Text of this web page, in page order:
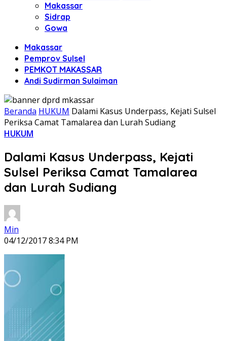
Makassar
Sidrap
Gowa
Makassar
Pemprov Sulsel
PEMKOT MAKASSAR
Andi Sudirman Sulaiman
Beranda HUKUM Dalami Kasus Underpass, Kejati Sulsel
Periksa Camat Tamalarea dan Lurah Sudiang
HUKUM
Dalami Kasus Underpass, Kejati
Sulsel Periksa Camat Tamalarea
dan Lurah Sudiang
Min
04/12/2017 8:34 PM